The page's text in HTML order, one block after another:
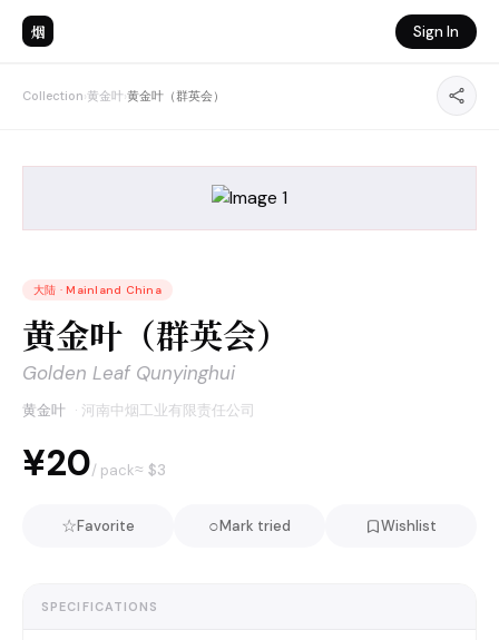
烟 Sign In
Collection›黄金叶›黄金叶（群英会）
大陆 · Mainland China
黄金叶（群英会）
Golden Leaf Qunyinghui
黄金叶 · 河南中烟工业有限责任公司
¥20/ pack≈ $3
☆Favorite ○Mark tried Wishlist
SPECIFICATIONS